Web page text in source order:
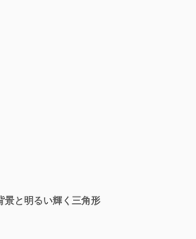
景と明るい輝く三角形